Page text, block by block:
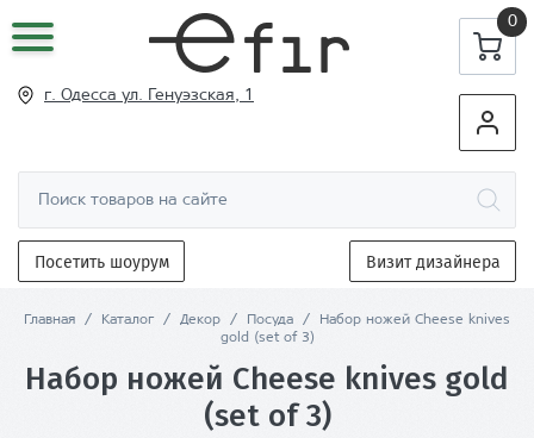
0
г. Одесса ул. Генуэзская, 1
Посетить шоурум Визит дизайнера
Главная / Каталог / Декор / Посуда /
Набор ножей Cheese knives
gold (set of 3)
Набор ножей Cheese knives gold
(set of 3)